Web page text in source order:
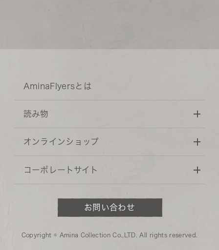
AminaFlyersとは
読み物
オンラインショップ
コーポレートサイト
お問い合わせ
Copyright © Amina Collection Co.,LTD. All rights reserved.